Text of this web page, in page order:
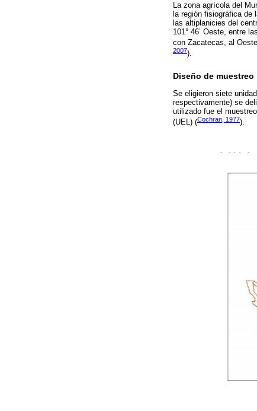
La zona agrícola del
la región fisiográfica de
las altiplanicies del
101° 46’ Oeste, entre
con Zacatecas, al
2007).
Diseño de muestreo
Se eligieron siete
respectivamente) se
utilizado fue el
(UEL) (Cochran, 1977).